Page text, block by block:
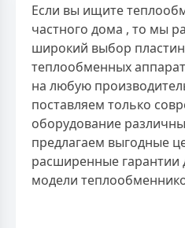
Если вы ищите
частного дома , то мы
широкий выбор
теплообменных
на любую
поставляем только
оборудование
предлагаем выгодные
расширенные гарантии
модели